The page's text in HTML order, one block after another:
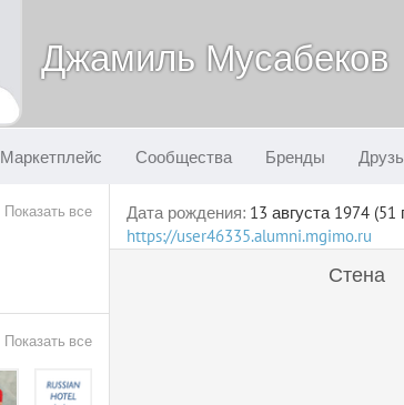
Джамиль Мусабеков
Маркетплейс Сообщества Бренды
Показать все
Показать все
Дата рождения: 13 августа 1974 (51
https://user46335.alumni.mgimo.ru
Стена